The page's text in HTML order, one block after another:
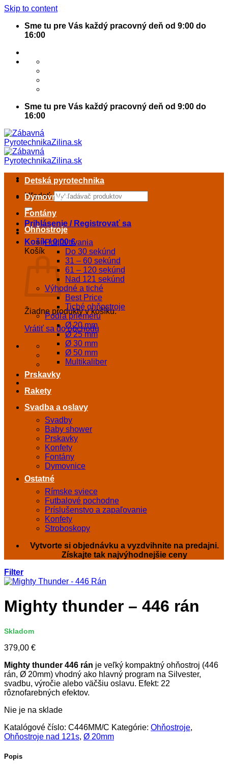
Skip to content
Sme tu pre Vás každý pracovný deň od 9:00 do
16:00
Sme tu pre Vás každý pracovný deň od 9:00 do
16:00
Hľadať:
Prihlásenie / Registrovať sa
Košík /0,00€
Košík
Žiadne produkty v košíku.
Vrátiť sa do obchodu
Detská pyrotechnika
Dymovnice
Fontány
Ohňostroje
Podľa trvania
Do 30 sekúnd
31 – 60 sekúnd
61 – 120 sekúnd
Nad 121 sekúnd
Výhodné a tiché
Best Price
Tiché ohňostroje
Podľa priemeru
Ø 20 mm
Ø 25 mm
Ø 30 mm
Ø 50 mm
Multikaliber
Prskavky
Rakety
Svadba a oslavy
Svadby
Baby shower
Prskavky
Konfety
Fontány
Dymovnice
Ostatné
Rímske sviece
Futbalové pochodne
Príslušenstvo a zapaľovanie
Konfety
Stroboskopy
Vytvorte si objednávku a vyzdvihnite na predajni.
Získajte tak najvýhodnejšie ceny
Filter
Mighty thunder – 446 rán
Skladom
379,00 €
Mighty thunder 446 rán je veľký kompaktný ohňostroj (446
rán, Ø 20mm) vhodný ako hlavný program na Silvester,
svadbu, výročie alebo väčšiu oslavu. Efekt: 22
rôznofarebných efektov.
Nie je na sklade
Katalógové číslo: C446MM/C Kategórie: Ohňostroje,
Ohňostroje nad 121s, Ø 20mm
Popis